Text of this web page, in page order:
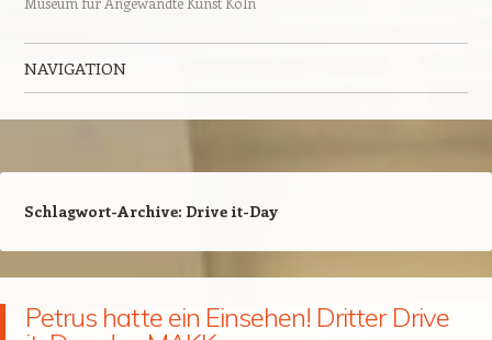
NAVIGATION
Schlagwort-Archive: Drive it-Day
Petrus hatte ein Einsehen! Dritter Drive